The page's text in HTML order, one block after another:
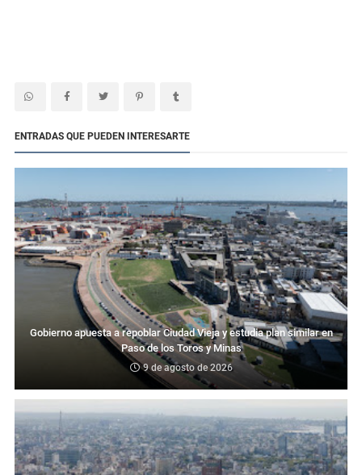
ENTRADAS QUE PUEDEN INTERESARTE
Gobierno apuesta a repoblar Ciudad Vieja y estudia plan similar en
Paso de los Toros y Minas
9 de agosto de 2026